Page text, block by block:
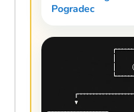
Pogradec